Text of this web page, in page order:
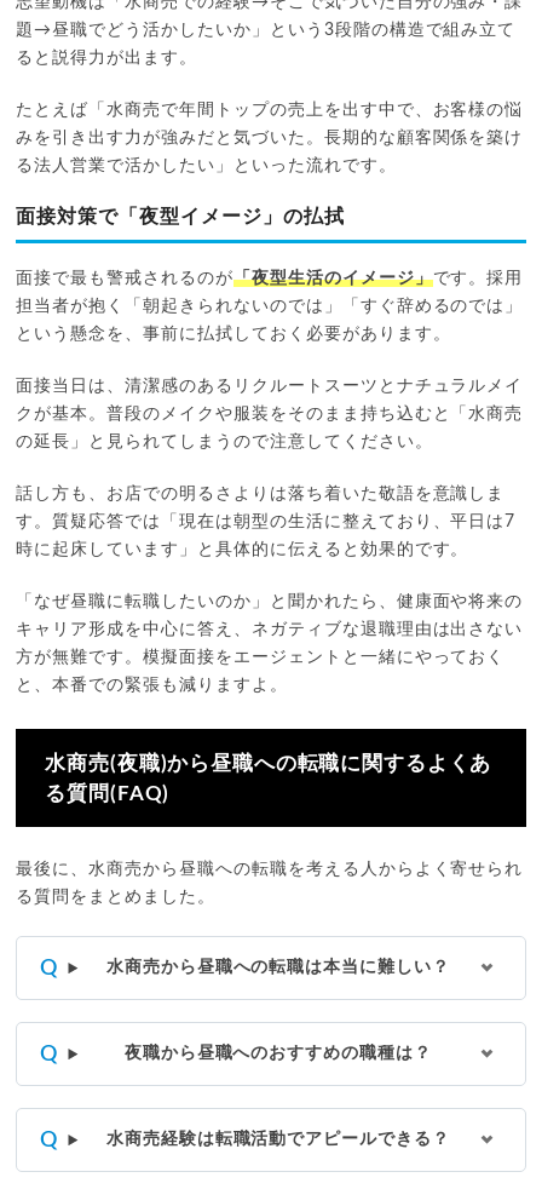
題→昼職でどう活かしたいか」という3段階の構造で組み立て
ると説得力が出ます。
たとえば「水商売で年間トップの売上を出す中で、お客様の悩
みを引き出す力が強みだと気づいた。長期的な顧客関係を築け
る法人営業で活かしたい」といった流れです。
面接対策で「夜型イメージ」の払拭
面接で最も警戒されるのが「夜型生活のイメージ」です。採用
担当者が抱く「朝起きられないのでは」「すぐ辞めるのでは」
という懸念を、事前に払拭しておく必要があります。
面接当日は、清潔感のあるリクルートスーツとナチュラルメイ
クが基本。普段のメイクや服装をそのまま持ち込むと「水商売
の延長」と見られてしまうので注意してください。
話し方も、お店での明るさよりは落ち着いた敬語を意識しま
す。質疑応答では「現在は朝型の生活に整えており、平日は7
時に起床しています」と具体的に伝えると効果的です。
「なぜ昼職に転職したいのか」と聞かれたら、健康面や将来の
キャリア形成を中心に答え、ネガティブな退職理由は出さない
方が無難です。模擬面接をエージェントと一緒にやっておく
と、本番での緊張も減りますよ。
水商売(夜職)から昼職への転職に関するよくあ
る質問(FAQ)
最後に、水商売から昼職への転職を考える人からよく寄せられ
る質問をまとめました。
水商売から昼職への転職は本当に難しい？
夜職から昼職へのおすすめの職種は？
水商売経験は転職活動でアピールできる？